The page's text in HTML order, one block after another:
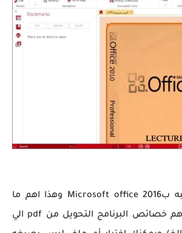
واجهه البرنامج اشبه بMicrosoft office 2016 وهذا اهم ما
يميز البرنامج .من اهم خصائص البرنامج التحويل من pdf الي